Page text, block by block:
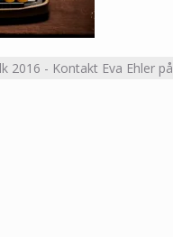
2016 - Kontakt Eva Ehler på